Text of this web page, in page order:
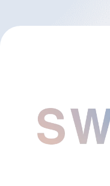
お問い合わせ